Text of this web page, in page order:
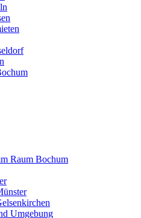
Raum Bochum
Umgebung